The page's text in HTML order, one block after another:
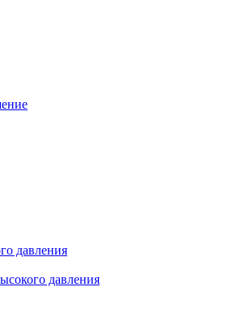
давления
давления